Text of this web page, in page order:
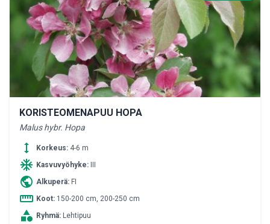
KORISTEOMENAPUU HOPA
Malus hybr. Hopa
height Korkeus: 4-6 m
ac_unit Kasvuvyöhyke:
public Alkuperä: FI
straighten Koot: 150-200 cm, 200-250 cm
category Ryhmä: Lehtipuu